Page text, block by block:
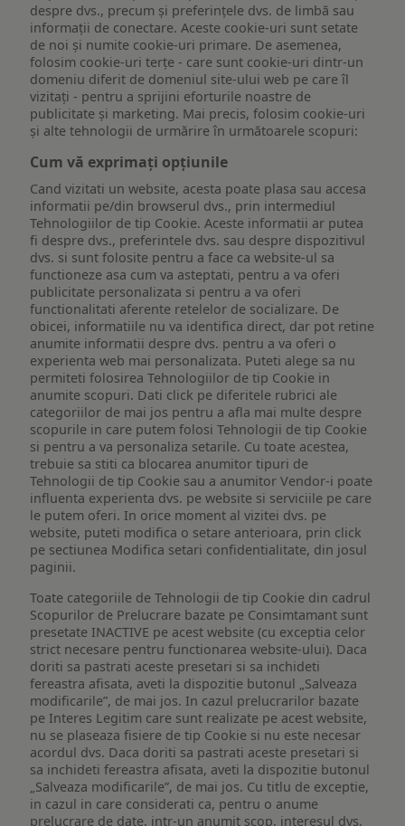
despre dvs., precum și preferințele dvs. de limbă sau
informații de conectare. Aceste cookie-uri sunt setate
de noi și numite cookie-uri primare. De asemenea,
folosim cookie-uri terțe - care sunt cookie-uri dintr-un
domeniu diferit de domeniul site-ului web pe care îl
vizitați - pentru a sprijini eforturile noastre de
publicitate și marketing. Mai precis, folosim cookie-uri
și alte tehnologii de urmărire în următoarele scopuri:
Cum vă exprimați opțiunile
Cand vizitati un website, acesta poate plasa sau accesa
informatii pe/din browserul dvs., prin intermediul
Tehnologiilor de tip Cookie. Aceste informatii ar putea
fi despre dvs., preferintele dvs. sau despre dispozitivul
dvs. si sunt folosite pentru a face ca website-ul sa
functioneze asa cum va asteptati, pentru a va oferi
publicitate personalizata si pentru a va oferi
functionalitati aferente retelelor de socializare. De
obicei, informatiile nu va identifica direct, dar pot retine
anumite informatii despre dvs. pentru a va oferi o
experienta web mai personalizata. Puteti alege sa nu
permiteti folosirea Tehnologiilor de tip Cookie in
anumite scopuri. Dati click pe diferitele rubrici ale
categoriilor de mai jos pentru a afla mai multe despre
scopurile in care putem folosi Tehnologii de tip Cookie
si pentru a va personaliza setarile. Cu toate acestea,
trebuie sa stiti ca blocarea anumitor tipuri de
Tehnologii de tip Cookie sau a anumitor Vendor-i poate
influenta experienta dvs. pe website si serviciile pe care
le putem oferi. In orice moment al vizitei dvs. pe
website, puteti modifica o setare anterioara, prin click
pe sectiunea Modifica setari confidentialitate, din josul
paginii.
Toate categoriile de Tehnologii de tip Cookie din cadrul
Scopurilor de Prelucrare bazate pe Consimtamant sunt
presetate INACTIVE pe acest website (cu exceptia celor
strict necesare pentru functionarea website-ului). Daca
doriti sa pastrati aceste presetari si sa inchideti
fereastra afisata, aveti la dispozitie butonul „Salveaza
modificarile”, de mai jos. In cazul prelucrarilor bazate
pe Interes Legitim care sunt realizate pe acest website,
nu se plaseaza fisiere de tip Cookie si nu este necesar
acordul dvs. Daca doriti sa pastrati aceste presetari si
sa inchideti fereastra afisata, aveti la dispozitie butonul
„Salveaza modificarile”, de mai jos. Cu titlu de exceptie,
in cazul in care considerati ca, pentru o anume
prelucrare de date, intr-un anumit scop, interesul dvs.